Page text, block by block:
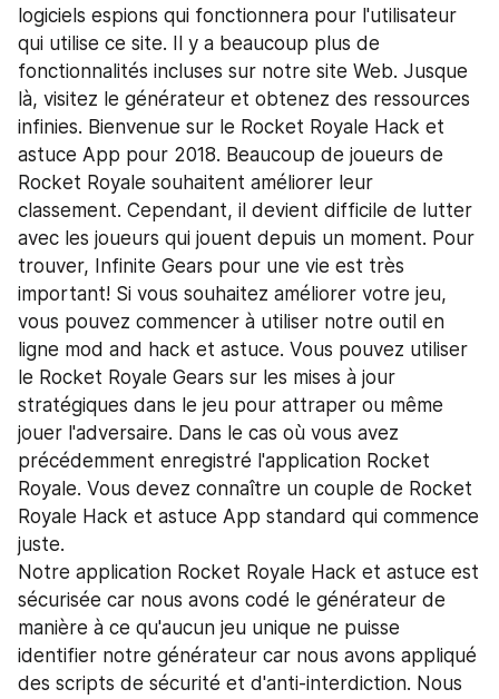
logiciels espions qui fonctionnera pour l'utilisateur
qui utilise ce site. Il y a beaucoup plus de
fonctionnalités incluses sur notre site Web. Jusque
là, visitez le générateur et obtenez des ressources
infinies. Bienvenue sur le Rocket Royale Hack et
astuce App pour 2018. Beaucoup de joueurs de
Rocket Royale souhaitent améliorer leur
classement. Cependant, il devient difficile de lutter
avec les joueurs qui jouent depuis un moment. Pour
trouver, Infinite Gears pour une vie est très
important! Si vous souhaitez améliorer votre jeu,
vous pouvez commencer à utiliser notre outil en
ligne mod and hack et astuce. Vous pouvez utiliser
le Rocket Royale Gears sur les mises à jour
stratégiques dans le jeu pour attraper ou même
jouer l'adversaire. Dans le cas où vous avez
précédemment enregistré l'application Rocket
Royale. Vous devez connaître un couple de Rocket
Royale Hack et astuce App standard qui commence
juste.
Notre application Rocket Royale Hack et astuce est
sécurisée car nous avons codé le générateur de
manière à ce qu'aucun jeu unique ne puisse
identifier notre générateur car nous avons appliqué
des scripts de sécurité et d'anti-interdiction. Nous